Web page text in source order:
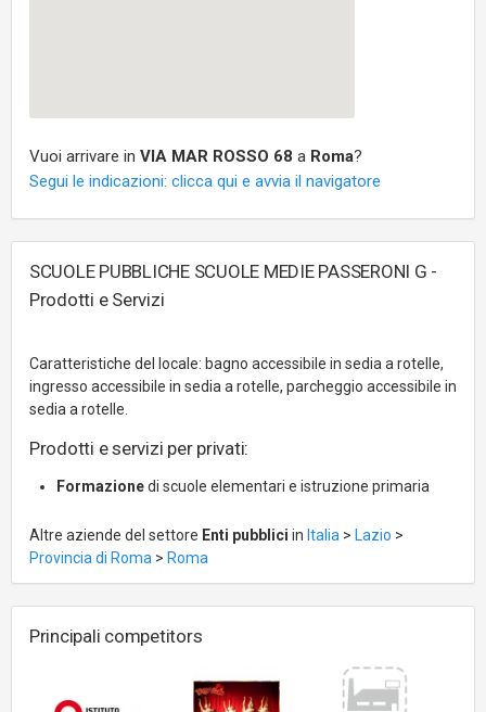
Vuoi arrivare in VIA MAR ROSSO 68 a Roma?
Segui le indicazioni: clicca qui e avvia il navigatore
SCUOLE PUBBLICHE SCUOLE MEDIE PASSERONI G -
Prodotti e Servizi
Caratteristiche del locale: bagno accessibile in sedia a rotelle,
ingresso accessibile in sedia a rotelle, parcheggio accessibile in
sedia a rotelle.
Prodotti e servizi per privati:
Formazionedi scuole elementari e istruzione primaria
Altre aziende del settore Enti pubblici in Italia > Lazio >
Provincia di Roma > Roma
Principali competitors